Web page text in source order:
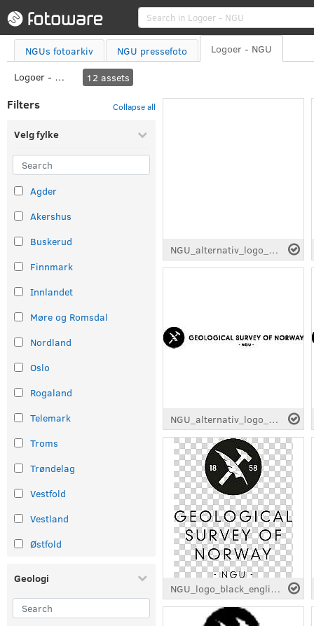
NGUs fotoarkiv NGU pressefoto Logoer - NGU
Logoer - NGU 12 assets
Filters Collapse all
Velg fylke
Agder
Akershus
Buskerud
Finnmark
Innlandet
Møre og Romsdal
Nordland
Oslo
Rogaland
Telemark
Troms
Trøndelag
Vestfold
Vestland
Østfold
Geologi
NGU_alternativ_logo_hvit_full_engelsk.eps
NGU_alternativ_logo_svart_full_engelsk.eps
NGU_logo_black_english_png.png